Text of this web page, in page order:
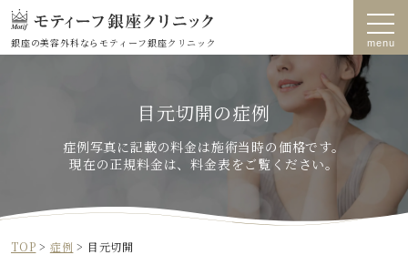
銀座の美容外科なら モティーフ銀座クリニック
目元切開の症例
症例写真に記載の料金は施術当時の価格です。
現在の正規料金は、料金表をご覧ください。
TOP > 症例 > 目元切開